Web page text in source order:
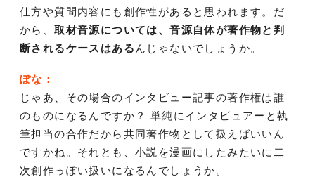
仕方や質問内容にも創作性があると思われます。だ
から、取材音源については、音源自体が著作物と判
断されるケースはある んじゃないでしょうか。
ぽな：
じゃあ、その場合のインタビュー記事の著作権は誰
のものになるんですか？ 単純にインタビュアーと執
筆担当の合作だから共同著作物として扱えばいいん
ですかね。それとも、小説を漫画にしたみたいに二
次創作っぽい扱いになるんでしょうか。